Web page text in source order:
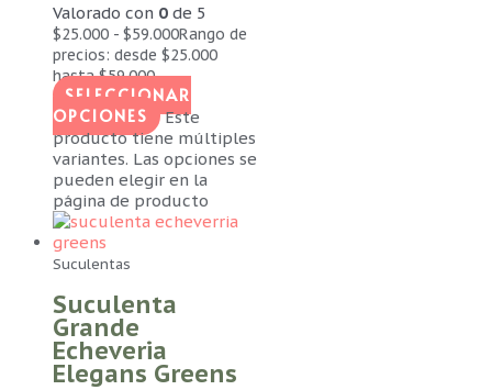
Valorado con 0 de 5
$25.000 - $59.000Rango de
precios: desde $25.000
hasta $59.000
SELECCIONAR
OPCIONES
Este
producto tiene múltiples
variantes. Las opciones se
pueden elegir en la
página de producto
Suculentas
Suculenta
Grande
Echeveria
Elegans Greens